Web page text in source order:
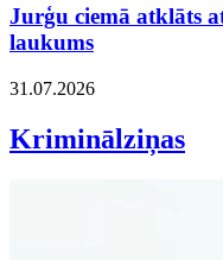
Jurģu ciemā atklāts
laukums
31.07.2026
Kriminālziņas